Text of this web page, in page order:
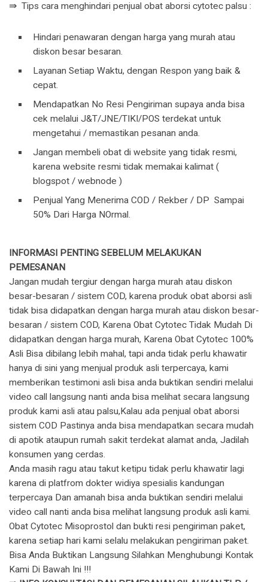
⇛ Tips cara menghindari penjual obat aborsi cytotec palsu :
Hindari penawaran dengan harga yang murah atau
diskon besar besaran.
Layanan Setiap Waktu, dengan Respon yang baik &
cepat.
Mendapatkan No Resi Pengiriman supaya anda bisa
cek melalui J&T/JNE/TIKI/POS terdekat untuk
mengetahui / memastikan pesanan anda.
Jangan membeli obat di website yang tidak resmi,
karena website resmi tidak memakai kalimat (
blogspot / webnode )
Penjual Yang Menerima COD / Rekber / DP Sampai
50% Dari Harga NOrmal.
INFORMASI PENTING SEBELUM MELAKUKAN
PEMESANAN
Jangan mudah tergiur dengan harga murah atau diskon
besar-besaran / sistem COD, karena produk obat aborsi asli
tidak bisa didapatkan dengan harga murah atau diskon besar-
besaran / sistem COD, Karena Obat Cytotec Tidak Mudah Di
didapatkan dengan harga murah, Karena Obat Cytotec 100%
Asli Bisa dibilang lebih mahal, tapi anda tidak perlu khawatir
hanya di sini yang menjual produk asli terpercaya, kami
memberikan testimoni asli bisa anda buktikan sendiri melalui
video call langsung nanti anda bisa melihat secara langsung
produk kami asli atau palsu,Kalau ada penjual obat aborsi
sistem COD Pastinya anda bisa mendapatkan secara mudah
di apotik ataupun rumah sakit terdekat alamat anda, Jadilah
konsumen yang cerdas.
Anda masih ragu atau takut ketipu tidak perlu khawatir lagi
karena di platfrom dokter widiya spesialis kandungan
terpercaya Dan amanah bisa anda buktikan sendiri melalui
video call nanti anda bisa melihat langsung produk asli kami.
Obat Cytotec Misoprostol dan bukti resi pengiriman paket,
karena setiap hari kami selalu melakukan pengiriman paket.
Bisa Anda Buktikan Langsung Silahkan Menghubungi Kontak
Kami Di Bawah Ini !!!